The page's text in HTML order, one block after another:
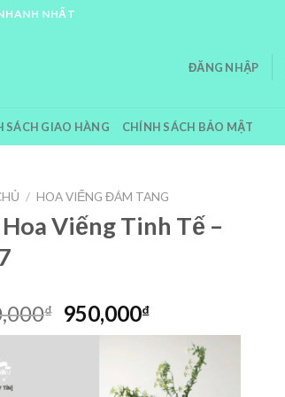
NHẤT
ĐĂNG NHẬP
SÁCH GIAO HÀNG CHÍNH SÁCH BẢO MẬT
/ HOA VIẾNG ĐÁM TANG
Viếng Tinh Tế –
₫
Giá
gốc
1,000,000₫.
950,000₫Giá
hiện
tại
là: